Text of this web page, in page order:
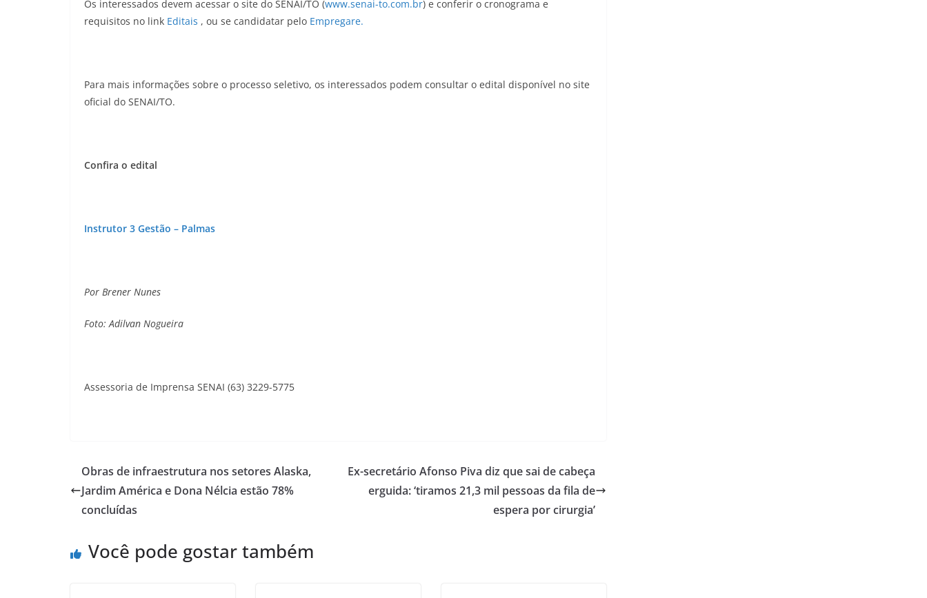
Os interessados devem acessar o site do SENAI/TO (www.senai-to.com.br) e conferir o cronograma e
requisitos no link Editais , ou se candidatar pelo Empregare.
Para mais informações sobre o processo seletivo, os interessados podem consultar o edital disponível no site
oficial do SENAI/TO.
Confira o edital
Instrutor 3 Gestão – Palmas
Por Brener Nunes
Foto: Adilvan Nogueira
Assessoria de Imprensa SENAI (63) 3229-5775
Obras de infraestrutura nos setores Alaska,
Jardim América e Dona Nélcia estão 78%
concluídas
Ex-secretário Afonso Piva diz que sai de cabeça
erguida: ‘tiramos 21,3 mil pessoas da fila de
espera por cirurgia’
Você pode gostar também